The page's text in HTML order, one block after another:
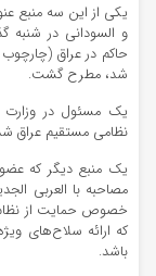
یکی از این سه منبع
و السودانی در
حاکم در عراق
شد، مطرح گشت.
یک مسئول در وزارت
نظامی مستقیم عراق
یک منبع دیگر که
مصاحبه با العربی
خصوص حمایت از نظام
که ارائه سلاح‌های
باشد.